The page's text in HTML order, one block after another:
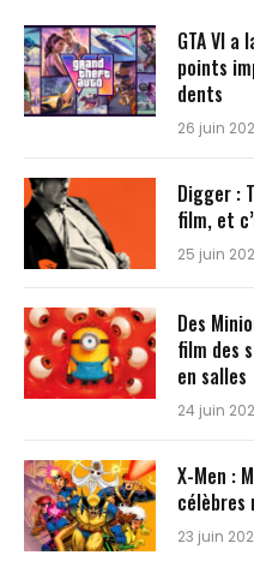
GTA VI
points
dents
26 juin
Digger :
film, et
25 juin
Des
film des
en salles
24 juin
X-Men :
célèbres
23 juin